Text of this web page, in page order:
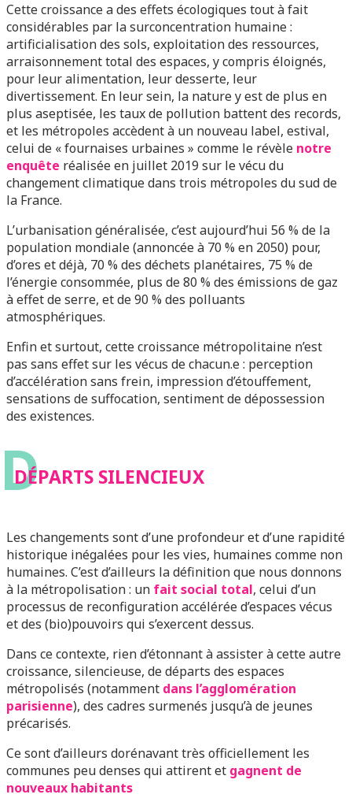
Cette croissance a des effets écologiques tout à fait
considérables par la surconcentration humaine :
artificialisation des sols, exploitation des ressources,
arraisonnement total des espaces, y compris éloignés,
pour leur alimentation, leur desserte, leur
divertissement. En leur sein, la nature y est de plus en
plus aseptisée, les taux de pollution battent des records,
et les métropoles accèdent à un nouveau label, estival,
celui de « fournaises urbaines » comme le révèle notre
enquête réalisée en juillet 2019 sur le vécu du
changement climatique dans trois métropoles du sud de
la France.
L’urbanisation généralisée, c’est aujourd’hui 56 % de la
population mondiale (annoncée à 70 % en 2050) pour,
d’ores et déjà, 70 % des déchets planétaires, 75 % de
l’énergie consommée, plus de 80 % des émissions de gaz
à effet de serre, et de 90 % des polluants
atmosphériques.
Enfin et surtout, cette croissance métropolitaine n’est
pas sans effet sur les vécus de chacun.e : perception
d’accélération sans frein, impression d’étouffement,
sensations de suffocation, sentiment de dépossession
des existences.
D
DÉPARTS SILENCIEUX
Les changements sont d’une profondeur et d’une rapidité
historique inégalées pour les vies, humaines comme non
humaines. C’est d’ailleurs la définition que nous donnons
à la métropolisation : un fait social total, celui d’un
processus de reconfiguration accélérée d’espaces vécus
et des (bio)pouvoirs qui s’exercent dessus.
Dans ce contexte, rien d’étonnant à assister à cette autre
croissance, silencieuse, de départs des espaces
métropolisés (notamment dans l’agglomération
parisienne), des cadres surmenés jusqu’à de jeunes
précarisés.
Ce sont d’ailleurs dorénavant très officiellement les
communes peu denses qui attirent et gagnent de
nouveaux habitants